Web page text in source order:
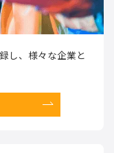
し、様々な企業と